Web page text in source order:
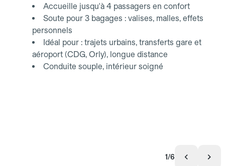
Accueille jusqu'à 4 passagers en confort
Soute pour 3 bagages : valises, malles, effets
personnels
Idéal pour : trajets urbains, transferts gare et
aéroport (CDG, Orly), longue distance
Conduite souple, intérieur soigné
1/6